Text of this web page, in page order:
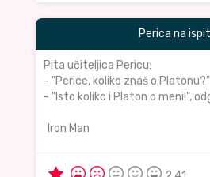
Perica na
Pita učiteljica Pericu:
- "Perice, koliko znaš o Platonu?"
- "Isto koliko i Platon o meni!",
Iron Man